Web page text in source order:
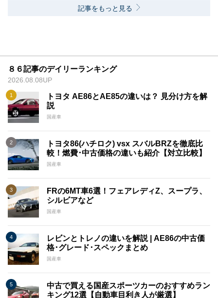
記事をもっと見る
８６記事のデイリーランキング
2026.08.08UP
トヨタ AE86とAE85の違いは？ 見分け方を解
説
国産車
トヨタ86(ハチロク) vsx スバルBRZを徹底比
較！燃費･中古価格の違いも紹介【対立比較】
国産車
FRの6MT車6選！フェアレディZ、スープラ、
シルビアなど
国産車
レビンとトレノの違いを解説 | AE86の中古価
格･グレード･スペックまとめ
国産車
中古で買える国産スポーツカーのおすすめラン
キング12選【自動車目利き人が厳選】